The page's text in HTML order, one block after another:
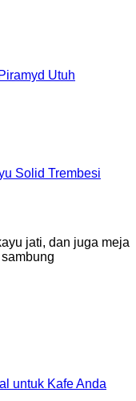
Utuh
Solid Trembesi
jati, dan juga meja
untuk Kafe Anda